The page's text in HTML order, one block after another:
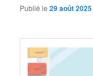
Publié le29 août 2025